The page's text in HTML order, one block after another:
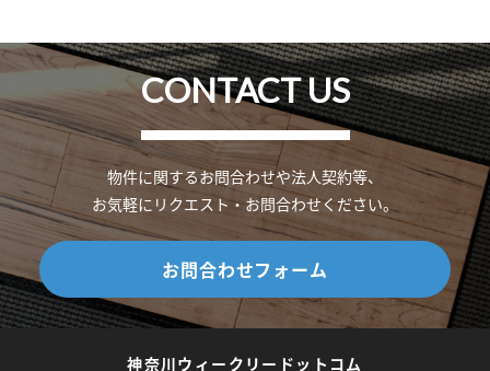
CONTACT US
物件に関するお問合わせや法人契約等、
お気軽にリクエスト・お問合わせください。
お問合わせフォーム
神奈川ウィークリードットコム